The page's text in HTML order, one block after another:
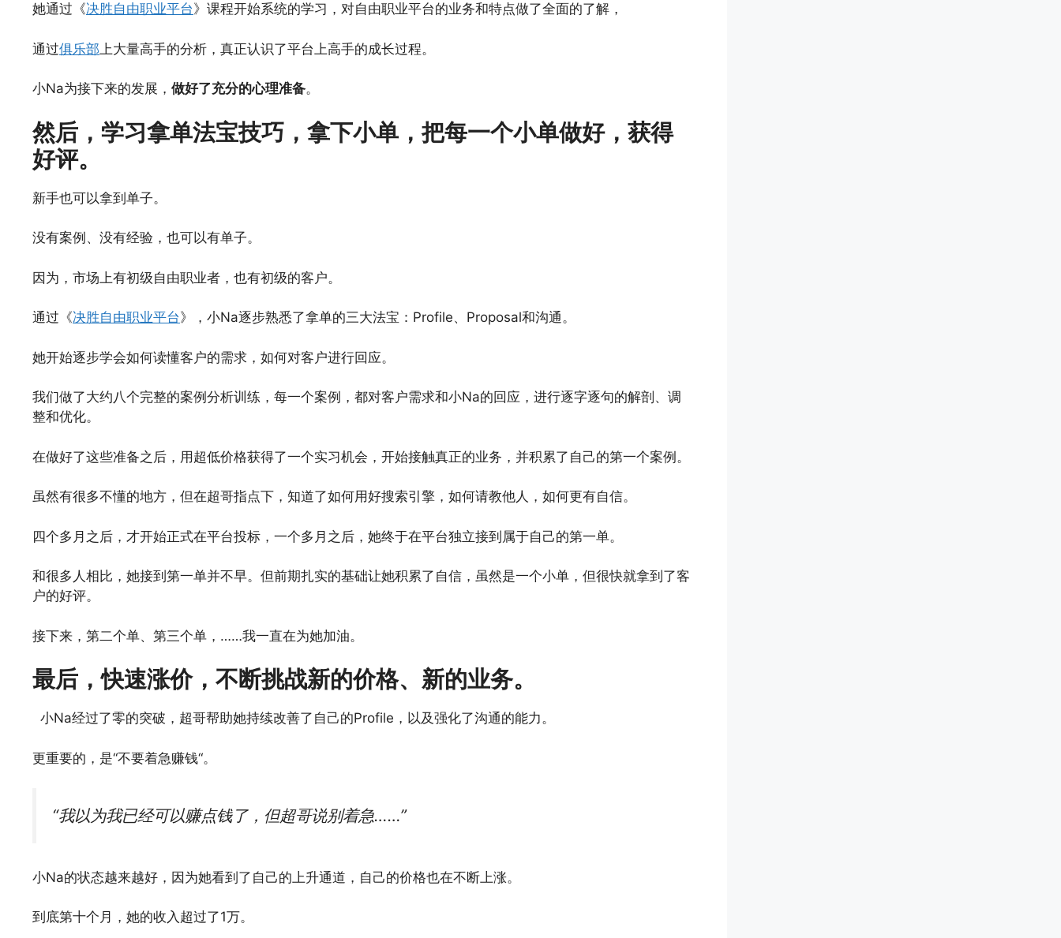
她通过《决胜自由职业平台》课程开始系统的学习，对自由职业平台的业务和特点做了全面的了解，
通过俱乐部 上大量高手的分析，真正认识了平台上高手的成长过程。
小Na为接下来的发展， 做好了充分的心理准备。
然后，学习拿单法宝技巧，拿下小单，把每一个小单做好，获得
好评。
新手也可以拿到单子。
没有案例、没有经验，也可以有单子。
因为，市场上有初级自由职业者，也有初级的客户。
通过《决胜自由职业平台》，小Na逐步熟悉了拿单的三大法宝：Profile、Proposal和沟通。
她开始逐步学会如何读懂客户的需求，如何对客户进行回应。
我们做了大约八个完整的案例分析训练，每一个案例，都对客户需求和小Na的回应，进行逐字逐句的解剖、调
整和优化。
在做好了这些准备之后，用超低价格获得了一个实习机会，开始接触真正的业务，并积累了自己的第一个案例。
虽然有很多不懂的地方，但在超哥指点下，知道了如何用好搜索引擎，如何请教他人，如何更有自信。
四个多月之后，才开始正式在平台投标，一个多月之后，她终于在平台独立接到属于自己的第一单。
和很多人相比，她接到第一单并不早。但前期扎实的基础让她积累了自信，虽然是一个小单，但很快就拿到了客
户的好评。
接下来，第二个单、第三个单，……我一直在为她加油。
最后，快速涨价，不断挑战新的价格、新的业务。
小Na经过了零的突破，超哥帮助她持续改善了自己的Profile，以及强化了沟通的能力。
更重要的，是“不要着急赚钱“。
“我以为我已经可以赚点钱了，但超哥说别着急……”
小Na的状态越来越好，因为她看到了自己的上升通道，自己的价格也在不断上涨。
到底第十个月，她的收入超过了1万。